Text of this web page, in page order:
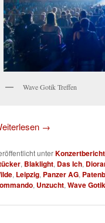
Wave Gotik Treffen
→
unter
, Blaklight, Das Ich,
, Leipzig, Panzer AG,
, Unzucht, Wave